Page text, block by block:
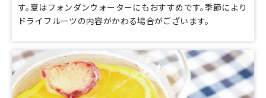
す。夏はフォンダンウォーターにもおすすめです。季節により
ドライフルーツの内容がかわる場合がございます。